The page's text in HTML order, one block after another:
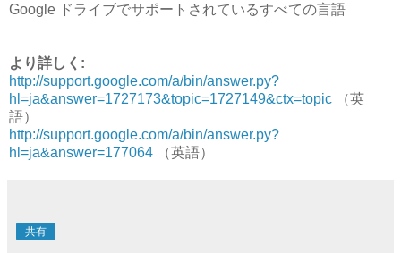
Google ドライブでサポートされているすべての言語
より詳しく:
http://support.google.com/a/bin/answer.py?
hl=ja&answer=1727173&topic=1727149&ctx=topic （英
語）
http://support.google.com/a/bin/answer.py?
hl=ja&answer=177064 （英語）
共有